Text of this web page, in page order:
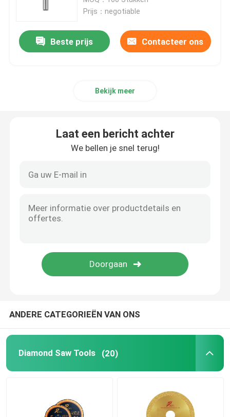
diamant oppoetsend stootkussen
Oscillerend Zaagblad
Hoekmolen Tool
Het Blad van de legeringszaag
Prijs：negotiable
Beste prijs Contacteer ons
Bekijk meer
Laat een bericht achter
We bellen je snel terug!
ANDERE CATEGORIEËN VAN ONS
Diamond Saw Tools (20)